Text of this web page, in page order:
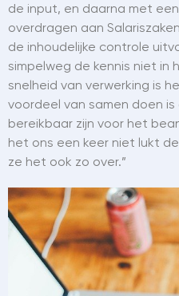
de input, en daarna met
overdragen aan
de inhoudelijke controle
simpelweg de kennis niet in
snelheid van verwerking is
voordeel van samen doen
bereikbaar zijn voor het
het ons een keer niet lukt
ze het ook zo over.”